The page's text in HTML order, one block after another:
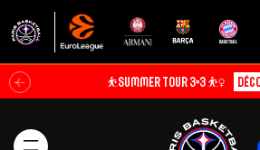
⛹️SUMMER TOUR 3×3 ⛹️‍♀️